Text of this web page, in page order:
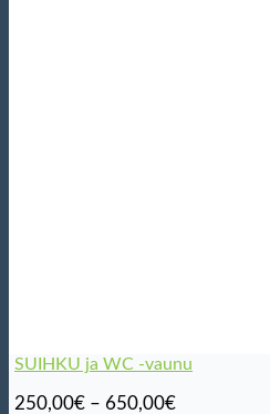
SUIHKU ja WC -vaunu
250,00€ – 650,00€Hintaluokka: